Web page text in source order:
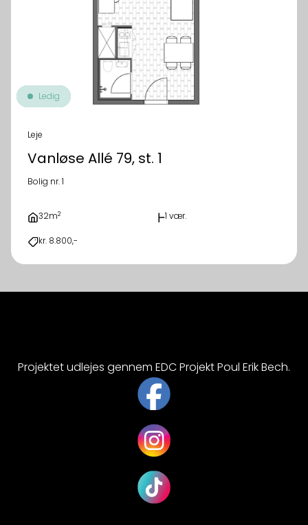
Ledig
Leje
Vanløse Allé 79, st. 1
Bolig nr. 1
32m2 1 vær.
kr. 8.800,-
Projektet udlejes gennem EDC Projekt Poul Erik Bech.